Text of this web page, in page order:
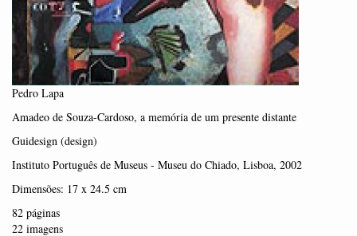
Pedro Lapa
Amadeo de Souza-Cardoso, a memória de um presente distante
Guidesign (design)
Instituto Português de Museus - Museu do Chiado, Lisboa, 2002
Dimensões: 17 x 24.5 cm
82 páginas
22 imagens